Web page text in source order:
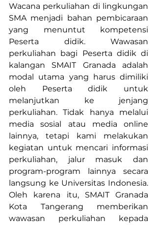
Wacana perkuliahan di lingkungan
SMA menjadi bahan pembicaraan
yang menuntut kompetensi
Peserta didik. Wawasan
perkuliahan bagi Peserta didik di
kalangan SMAIT Granada adalah
modal utama yang harus dimiliki
oleh Peserta didik untuk
melanjutkan ke jenjang
perkuliahan. Tidak hanya melalui
media sosial atau media online
lainnya, tetapi kami melakukan
kegiatan untuk mencari informasi
perkuliahan, jalur masuk dan
program-program lainnya secara
langsung ke Universitas Indonesia.
Oleh karena itu, SMAIT Granada
Kota Tangerang memberikan
wawasan perkuliahan kepada